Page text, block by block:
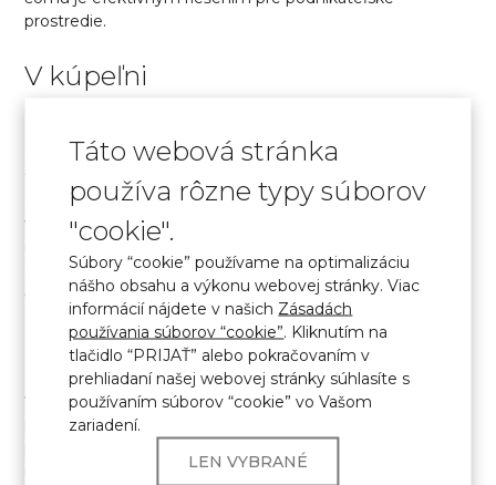
prostredie.
V kúpeľni
aglomerátu, pretože sú odolné voči zvýšenej vlhkosti a
teplotným výkyvom. Materiál si zachováva hladkosť a
atraktívny vzhľad aj po dlhodobom používaní. Práve tieto
vlastnosti robia kremenný kameň obľúbenou voľbou pre
moderné a štýlové interiéry. Umývadlá s kremennými
doskami spájajú estetiku, hygienu a praktickosť, ľahko sa
čistia a dodávajú kúpeľni výrazný a ucelený vzhľad.
Schody z kremenného kameňa
Vďaka technológii výroby sa schody z kremenného
kameňa vyznačujú vysokou pevnosťou a stabilitou v
interiérových konštrukciách. Rôzne možnosti povrchovej
úpravy umožňujú dosiahnuť zdržanlivý alebo výrazný
Táto webová stránka
používa rôzne typy súborov
"cookie".
Súbory “cookie” používame na optimalizáciu
nášho obsahu a výkonu webovej stránky. Viac
informácií nájdete v našich Zásadách
používania súborov “cookie”. Kliknutím na
tlačidlo “PRIJAŤ” alebo pokračovaním v
prehliadaní našej webovej stránky súhlasíte s
používaním súborov “cookie” vo Vašom
zariadení.
LEN VYBRANÉ